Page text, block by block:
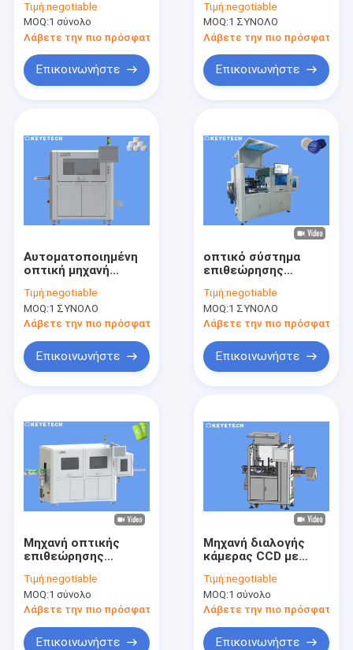
Προϊόντα
Περίπου εμείς
Γύρος εργοστασίων
Ζητήστε ένα απόσπασμα
τεχνολογίας για τον
πλαστικό σωλήνα
μικρών διαμέτρων
Τιμή:negotiable
MOQ:1 σύνολο
Λάβετε την πιο πρόσφατη τιμή
Επικοινωνήστε
με κάμερες CCD
όρασης επεξεργασία
εικόνας
Τιμή:negotiable
MOQ:1 ΣΥΝΟΛΟ
Λάβετε την πιο πρόσφατη
Επικοινωνήστε
Αυτοματοποιημένη
οπτική μηχανή
πλαστικές
περατώσεις ΚΑΠ
Τιμή:negotiable
MOQ:1 ΣΥΝΟΛΟ
Λάβετε την πιο πρόσφατη τιμή
Επικοινωνήστε
οπτικό σύστημα
επιθεώρησης
καλυμμάτων
μπουκαλιών νερό
28Mm για τις
Τιμή:negotiable
MOQ:1 ΣΥΝΟΛΟ
Λάβετε την πιο πρόσφατη
Επικοινωνήστε
Μηχανή οπτικής
επιθεώρησης
ετικέτας για την
ανίχνευση
ελαττωμάτων
Τιμή:negotiable
MOQ:1 σύνολο
Λάβετε την πιο πρόσφατη τιμή
Επικοινωνήστε
Μηχανή διαλογής
κάμερας CCD με
βαθύτερης μάθησης
AI
Τιμή:negotiable
MOQ:1 σύνολο
Λάβετε την πιο πρόσφατη
Επικοινωνήστε